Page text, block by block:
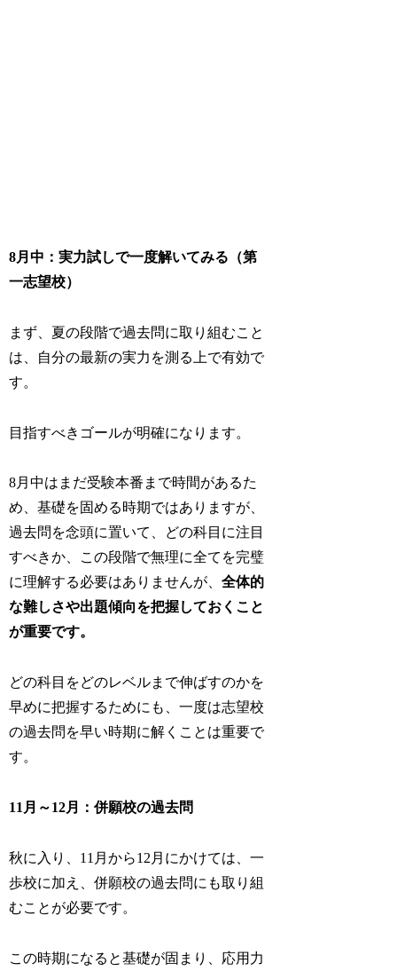
8月中：実力試しで一度解いてみる（第
一志望校）
まず、夏の段階で過去問に取り組むこと
は、自分の最新の実力を測る上で有効で
す。
目指すべきゴールが明確になります。
8月中はまだ受験本番まで時間があるた
め、基礎を固める時期ではありますが、
過去問を念頭に置いて、どの科目に注目
すべきか、
この段階で無理に全てを完璧
に理解する必要はありませんが、全体的
な難しさや出題傾向を把握しておくこと
が重要です。
どの科目をどのレベルまで伸ばすのかを
早めに把握するためにも、一度は志望校
の過去問を早い時期に解くことは重要で
す。
11月～12月：併願校の過去問
秋に入り、11月から12月にかけては、一
歩校に加え、併願校の過去問にも取り組
むことが必要です。
この時期になると基礎が固まり、応用力